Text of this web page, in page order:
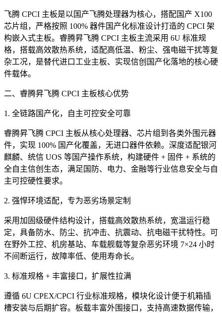
飞腾 CPCI 主板是以国产飞腾处理器为核心，搭配国产 X100
芯片组，严格按照 100% 器件国产化标准设计打造的 CPCI 架
构嵌入式主板。睿腾昇飞腾 CPCI 主板主流采用 6U 标准规
格，搭载高效散热系统，适配高低温、粉尘、强电磁干扰等复
杂工况，是替代进口工业主板、实现信创国产化落地的核心硬
件载体。
二、睿腾昇飞腾 CPCI 主板核心优势
1. 全链路国产化，自主可控安全可靠
睿腾昇飞腾 CPCI 主板从核心处理器、芯片组到各类外围元器
件，实现 100% 国产化覆盖，无进口器件依赖。深度适配银河
麒麟、统信 UOS 等国产操作系统，构建硬件 + 固件 + 系统的
全自主信创生态，满足国防、电力、金融等行业信息安全与自
主可控硬性要求。
2. 强悍环境适配，专为恶劣场景定制
采用加固级硬件结构设计，搭载高效散热系统，宽温运行稳
定，具备防水、防尘、抗冲击、抗震动、抗电磁干扰特性。可
在野外工控、机房基站、车载舰载等复杂恶劣环境 7×24 小时
不间断运行，故障率低、使用寿命长。
3. 标准规格 + 丰富接口，扩展性拉满
遵循 6U CPEX/CPCI 行业标准规格，模块化设计便于机箱插
槽安装与后期扩容。板载丰富外围接口，支持高速数据传输，